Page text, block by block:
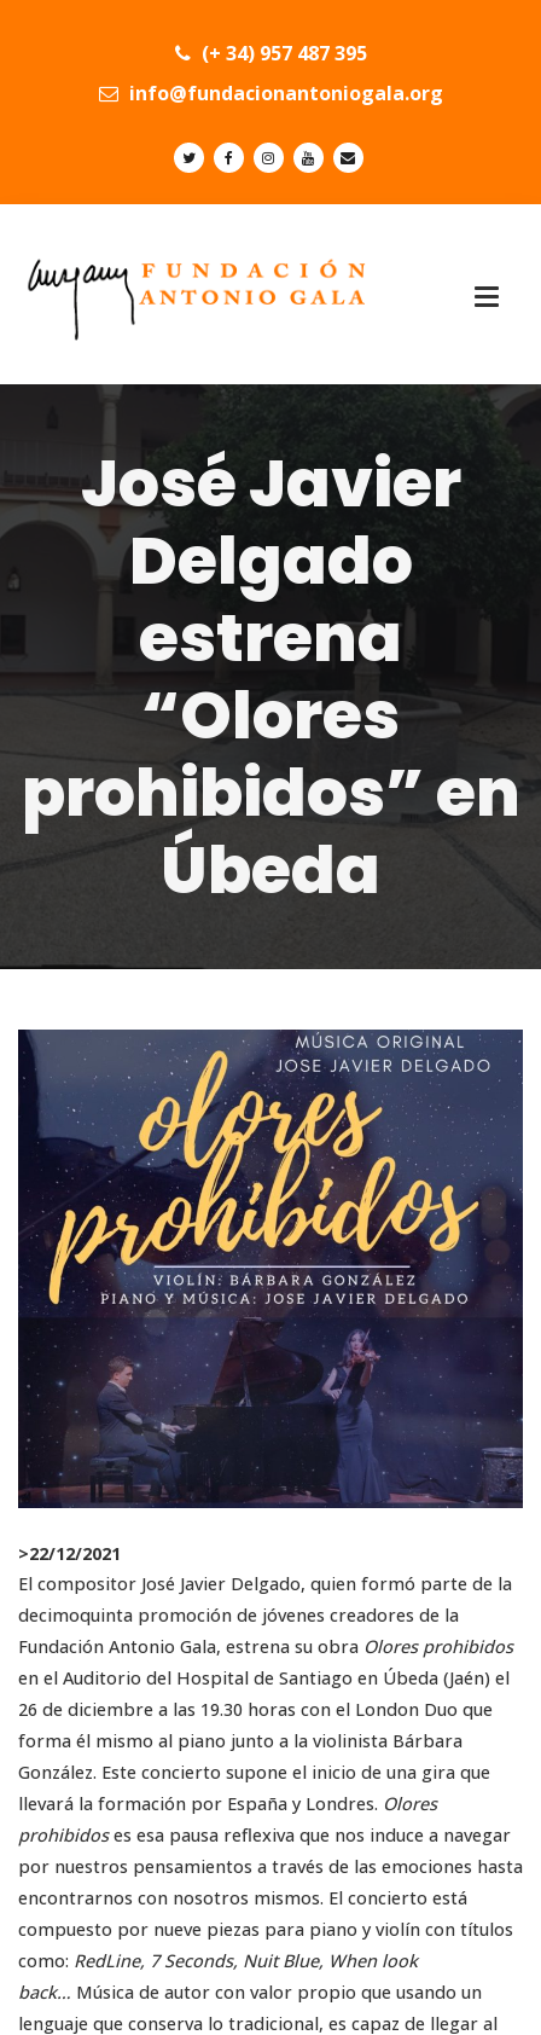
(+ 34) 957 487 395
info@fundacionantoniogala.org
José Javier
Delgado
estrena
“Olores
prohibidos” en
Úbeda
>22/12/2021
El compositor José Javier Delgado, quien formó parte de la
decimoquinta promoción de jóvenes creadores de la
Fundación Antonio Gala, estrena su obra Olores prohibidos
en el Auditorio del Hospital de Santiago en Úbeda (Jaén) el
26 de diciembre a las 19.30 horas con el London Duo que
forma él mismo al piano junto a la violinista Bárbara
González. Este concierto supone el inicio de una gira que
llevará la formación por España y Londres. Olores
prohibidoses esa pausa reflexiva que nos induce a navegar
por nuestros pensamientos a través de las emociones hasta
encontrarnos con nosotros mismos. El concierto está
compuesto por nueve piezas para piano y violín con títulos
como: RedLine, 7 Seconds, Nuit Blue, When look
back… Música de autor con valor propio que usando un
lenguaje que conserva lo tradicional, es capaz de llegar al